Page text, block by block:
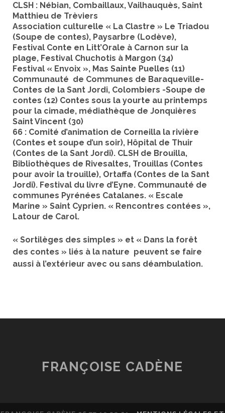
CLSH : Nébian, Combaillaux, Vailhauquès, Saint
Matthieu de Trèviers
Association culturelle « La Clastre » Le Triadou
(Soupe de contes), Paysarbre (Lodève),
Festival Conte en Litt’Orale à Carnon sur la
plage, Festival Chuchotis à Margon (34)
Festival « Envoix », Mas Sainte Puelles (11)
Communauté de Communes de Baraqueville-
Contes de la Sant Jordi, Colombiers -Soupe de
contes (12) Contes sous la yourte au printemps
pour la cimade, médiathèque de Jonquières
Saint Vincent (30)
66 : Comité d’animation de Corneilla la rivière
(Contes et soupe d’un soir), Hôpital de Thuir
(Contes de la Sant Jordi). CLSH de Brouilla,
Bibliothèques de Rivesaltes, Trouillas (Contes
pour avoir la trouille), Ortaffa (Contes de la Sant
Jordi). Festival du livre d’Eyne. Communauté de
communes Pyrénées Catalanes. « Escale
Marine » Saint Cyprien. « Rencontres contées »,
Latour de Carol.
« Sortilèges des simples » et « Dans la forêt
des contes » liés à la nature peuvent se faire
aussi à l’extérieur avec ou sans déambulation.
FRANÇOISE CADÈNE